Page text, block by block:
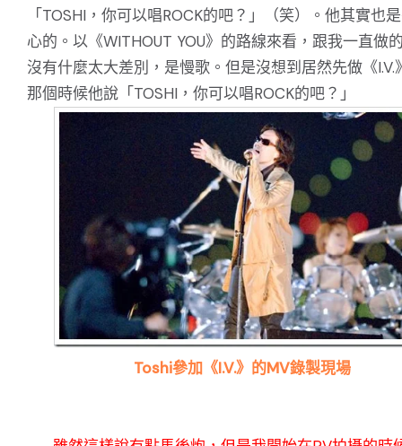
「TOSHI，你可以唱ROCK的吧？」（笑）。他其實也
心的。以《WITHOUT YOU》的路線來看，跟我一直做
沒有什麼太大差別，是慢歌。但是沒想到居然先做《I.V.
那個時候他說「TOSHI，你可以唱ROCK的吧？」
Toshi參加《I.V.》的MV錄製現場